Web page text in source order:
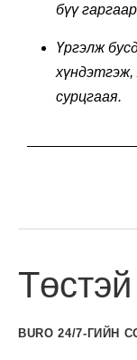
бүү
Үргэлж
хүндэтгэж,
сурцгаая.
BURO 24/7-ГИЙН